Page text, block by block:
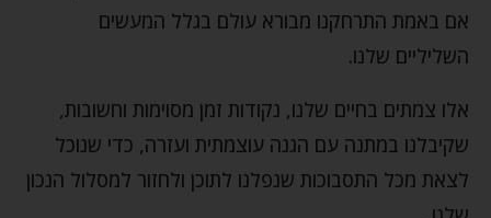
אם באמת התרחקנו מבורא עולם בגלל המעשים
השליליים שלנו.
אלו צמתים בחיים שלנו, נקודות זמן מסוימות וחשובות,
שקיבלנו במתנה עם הגנה עוצמתית ועזרה, כדי שנוכל
לצאת מכל התסבוכות שנפלנו לתוכן ולחזור למסלול הנכון